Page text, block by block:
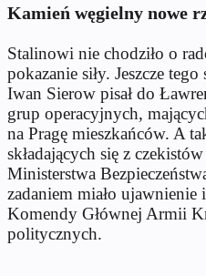
Kamień węgielny nowe
Stalinowi nie chodziło o
pokazanie siły. Jeszcze
Iwan Sierow pisał do
grup operacyjnych,
na Pragę mieszkańców. A
składających się z
Ministerstwa
zadaniem miało ujawnienie
Komendy Głównej Armii
politycznych.